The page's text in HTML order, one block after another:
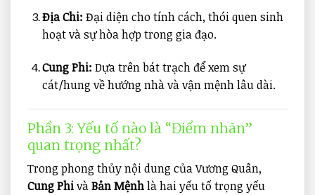
Địa Chi: Đại diện cho tính cách, thói quen sinh
hoạt và sự hòa hợp trong gia đạo.
Cung Phi: Dựa trên bát trạch để xem sự
cát/hung về hướng nhà và vận mệnh lâu dài.
Phần 3: Yếu tố nào là “Điểm nhãn”
quan trọng nhất?
Trong phong thủy nội dung của Vương Quân,
Cung PhivàBản Mệnhlà hai yếu tố trọng yếu